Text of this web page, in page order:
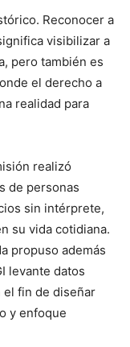
Reconocer a
visibilizar a
pero también es
el derecho a
realidad para
realizó
de personas
sin intérprete,
su vida cotidiana.
propuso además
levante datos
fin de diseñar
y enfoque